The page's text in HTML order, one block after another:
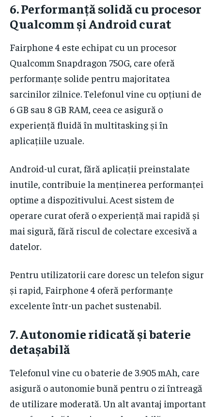
6.Performanță solidă cu procesor
Qualcomm și Android curat
Fairphone 4 este echipat cu un procesor
Qualcomm Snapdragon 750G, care oferă
performanțe solide pentru majoritatea
sarcinilor zilnice. Telefonul vine cu opțiuni de
6 GB sau 8 GB RAM, ceea ce asigură o
experiență fluidă în multitasking și în
aplicațiile uzuale.
Android-ul curat, fără aplicații preinstalate
inutile, contribuie la menținerea performanței
optime a dispozitivului. Acest sistem de
operare curat oferă o experiență mai rapidă și
mai sigură, fără riscul de colectare excesivă a
datelor.
Pentru utilizatorii care doresc un telefon sigur
și rapid, Fairphone 4 oferă performanțe
excelente într-un pachet sustenabil.
7.Autonomie ridicată și baterie
detașabilă
Telefonul vine cu o baterie de 3.905 mAh, care
asigură o autonomie bună pentru o zi întreagă
de utilizare moderată. Un alt avantaj important